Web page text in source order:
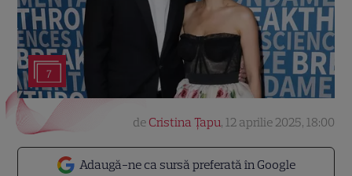
7
Adaugă-ne ca sursă preferată în Google
de Cristina Țapu, 12 aprilie 2025, 18:00